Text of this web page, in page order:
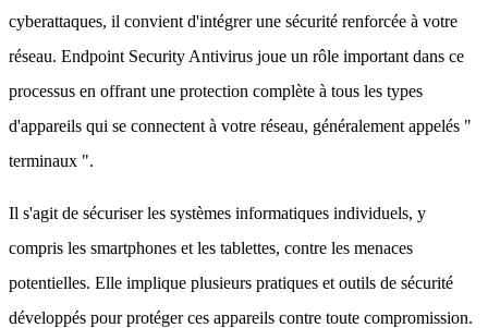
cyberattaques, il convient d'intégrer une sécurité renforcée à votre
réseau. Endpoint Security Antivirus joue un rôle important dans ce
processus en offrant une protection complète à tous les types
d'appareils qui se connectent à votre réseau, généralement appelés "
terminaux ".
Il s'agit de sécuriser les systèmes informatiques individuels, y
compris les smartphones et les tablettes, contre les menaces
potentielles. Elle implique plusieurs pratiques et outils de sécurité
développés pour protéger ces appareils contre toute compromission.